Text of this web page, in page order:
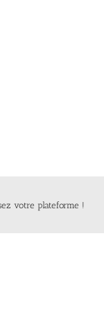
votre plateforme !